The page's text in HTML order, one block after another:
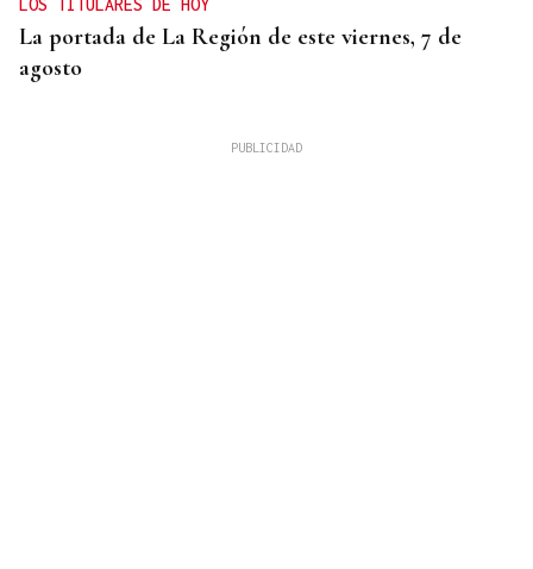
LOS TITULARES DE HOY
La portada de La Región de este viernes, 7 de
agosto